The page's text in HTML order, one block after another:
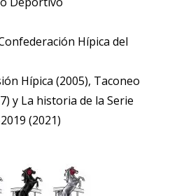
Hípica del
Hípica (2005), Taconeo
y La historia de la Serie
(2021)